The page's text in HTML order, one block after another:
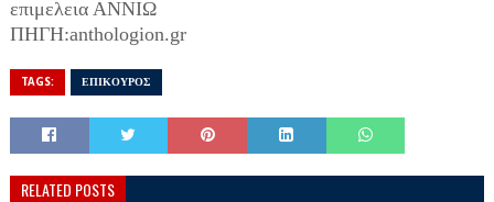
επιμελεια ΑΝΝΙΩ
ΠΗΓΗ:anthologion.gr
TAGS: ΕΠΙΚΟΥΡΟΣ
RELATED POSTS